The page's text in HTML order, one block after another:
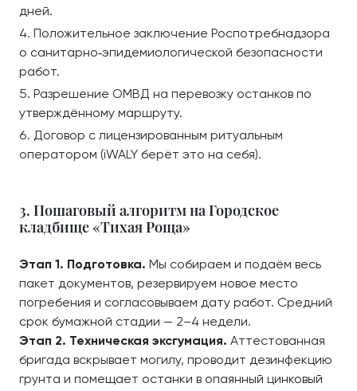
дней.
Положительное заключение Роспотребнадзора
о санитарно‑эпидемиологической безопасности
работ.
Разрешение ОМВД на перевозку останков по
утверждённому маршруту.
Договор с лицензированным ритуальным
оператором (iWALY берёт это на себя).
3. Пошаговый алгоритм на Городское
кладбище «Тихая Роща»
Этап 1. Подготовка. Мы собираем и подаём весь
пакет документов, резервируем новое место
погребения и согласовываем дату работ. Средний
срок бумажной стадии — 2–4 недели.
Этап 2. Техническая эксгумация. Аттестованная
бригада вскрывает могилу, проводит дезинфекцию
грунта и помещает останки в опаянный цинковый